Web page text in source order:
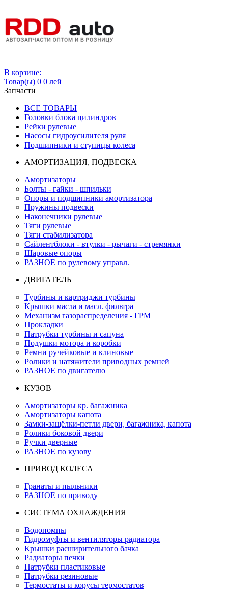
В корзине:
Товар(ы) 0 0 лей
Запчасти
ВСЕ ТОВАРЫ
Головки блока цилиндров
Рейки рулевые
Насосы гидроусилителя руля
Подшипники и ступицы колеса
АМОРТИЗАЦИЯ, ПОДВЕСКА
Амортизаторы
Болты - гайки - шпильки
Опоры и подшипники амортизатора
Пружины подвески
Наконечники рулевые
Тяги рулевые
Тяги стабилизатора
Сайлентблоки - втулки - рычаги - стремянки
Шаровые опоры
РАЗНОЕ по рулевому управл.
ДВИГАТЕЛЬ
Турбины и картриджи турбины
Крышки масла и масл. фильтра
Механизм газораспределения - ГРМ
Прокладки
Патрубки турбины и сапуна
Подушки мотора и коробки
Ремни ручейковые и клиновые
Ролики и натяжители приводных ремней
РАЗНОЕ по двигателю
КУЗОВ
Амортизаторы кр. багажника
Амортизаторы капота
Замки-защёлки-петли двери, багажника, капота
Ролики боковой двери
Ручки дверные
РАЗНОЕ по кузову
ПРИВОД КОЛЕСА
Гранаты и пыльники
РАЗНОЕ по приводу
СИСТЕМА ОХЛАЖДЕНИЯ
Водопомпы
Гидромуфты и вентиляторы радиатора
Крышки расширительного бачка
Радиаторы печки
Патрубки пластиковые
Патрубки резиновые
Термостаты и корусы термостатов